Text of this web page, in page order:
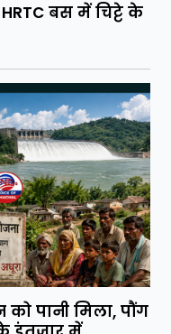
बस में चिट्टे के
पानी मिला, पौंग